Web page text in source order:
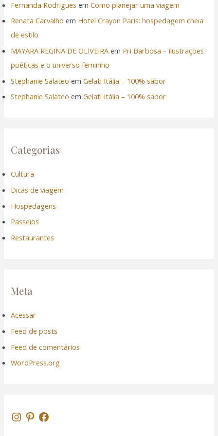
Fernanda Rodrigues emComo planejar uma viagem
Renata Carvalho em Hotel Crayon Paris: hospedagem cheia
de estilo
MAYARA REGINA DE OLIVEIRA em Pri Barbosa – ilustrações
poéticas e o universo feminino
Stephanie Salateo emGelati Itália – 100% sabor
Stephanie Salateo emGelati Itália – 100% sabor
Categorias
Cultura
Dicas de viagem
Hospedagens
Passeios
Restaurantes
Meta
Acessar
Feed de posts
Feed de comentários
WordPress.org